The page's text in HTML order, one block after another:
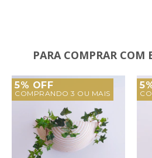
PARA COMPRAR COM
5% OFF
COMPRANDO 3 OU MAIS